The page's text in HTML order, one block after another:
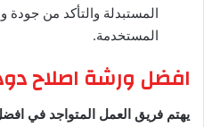
المستبدلة والتأكد من جودة
المستخدمة.
افضل ورشة اصلاح
يهتم فريق العمل المتواجد في